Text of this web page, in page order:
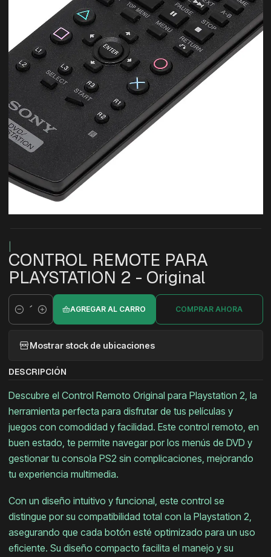
CONTROL REMOTE PARA
PLAYSTATION 2 - Original
Cantidad
AGREGAR AL CARRO COMPRAR AHORA
Mostrar stock de ubicaciones
DESCRIPCIÓN
Descubre el Control Remoto Original para Playstation 2, la
herramienta perfecta para disfrutar de tus películas y
juegos con comodidad y facilidad. Este control remoto, en
buen estado, te permite navegar por los menús de DVD y
gestionar tu consola PS2 sin complicaciones, mejorando
tu experiencia multimedia.
Con un diseño intuitivo y funcional, este control se
distingue por su compatibilidad total con la Playstation 2,
asegurando que cada botón esté optimizado para un uso
eficiente. Su diseño compacto facilita el manejo y su